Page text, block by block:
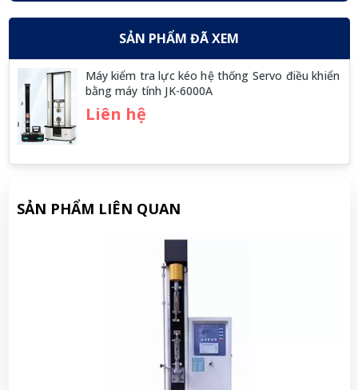
SẢN PHẨM ĐÃ XEM
Máy kiểm tra lực kéo hệ thống Servo điều khiển
bằng máy tính JK-6000A
Liên hệ
SẢN PHẨM LIÊN QUAN